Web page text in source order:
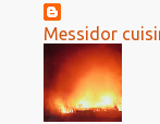
Messidor